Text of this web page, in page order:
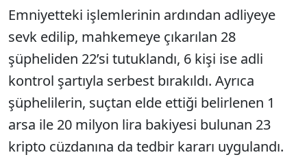
Emniyetteki işlemlerinin ardından adliyeye
sevk edilip, mahkemeye çıkarılan 28
şüpheliden 22’si tutuklandı, 6 kişi ise adli
kontrol şartıyla serbest bırakıldı. Ayrıca
şüphelilerin, suçtan elde ettiği belirlenen 1
arsa ile 20 milyon lira bakiyesi bulunan 23
kripto cüzdanına da tedbir kararı uygulandı.